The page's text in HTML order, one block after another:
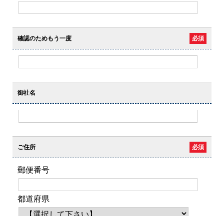
確認のためもう一度 必須
御社名
ご住所 必須
郵便番号
都道府県